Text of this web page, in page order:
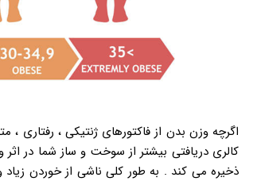
اگرچه وزن بدن از فاکتورهای ژنتیکی ، رفتاری
کالری دریافتی بیشتر از سوخت و ساز شما در
ذخیره می کند . به طور کلی ناشی از خوردن